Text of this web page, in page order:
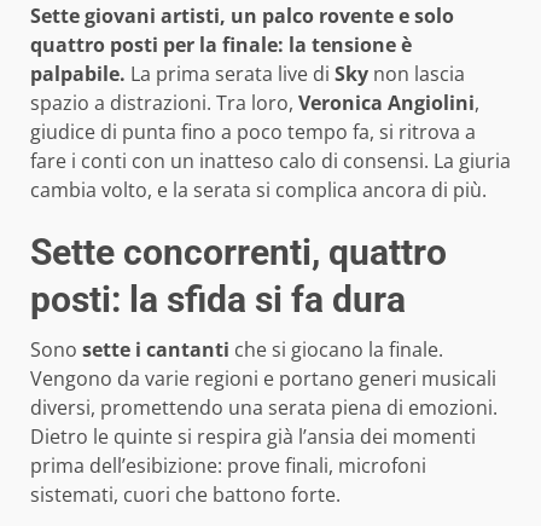
Sette giovani artisti, un palco rovente e solo
quattro posti per la finale: la tensione è
palpabile. La prima serata live di Sky non lascia
spazio a distrazioni. Tra loro, Veronica Angiolini,
giudice di punta fino a poco tempo fa, si ritrova a
fare i conti con un inatteso calo di consensi. La giuria
cambia volto, e la serata si complica ancora di più.
Sette concorrenti, quattro
posti: la sfida si fa dura
Sono sette i cantanti che si giocano la finale.
Vengono da varie regioni e portano generi musicali
diversi, promettendo una serata piena di emozioni.
Dietro le quinte si respira già l’ansia dei momenti
prima dell’esibizione: prove finali, microfoni
sistemati, cuori che battono forte.